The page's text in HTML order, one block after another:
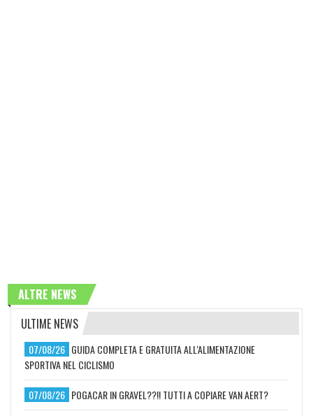
ALTRE NEWS
ULTIME NEWS
07/08/26 GUIDA COMPLETA E GRATUITA ALL'ALIMENTAZIONE
SPORTIVA NEL CICLISMO
07/08/26 POGACAR IN GRAVEL??!! TUTTI A COPIARE VAN AERT?